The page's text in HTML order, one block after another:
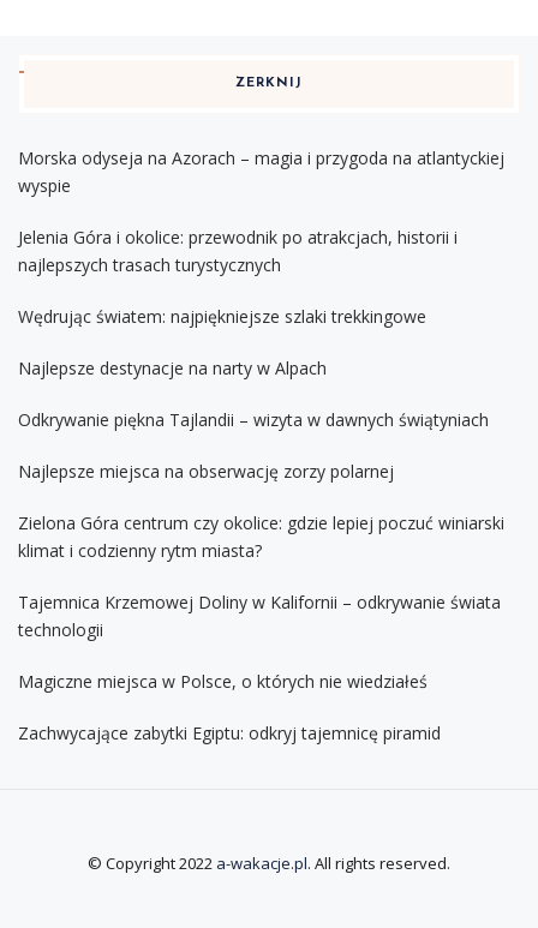
ZERKNIJ
Morska odyseja na Azorach – magia i przygoda na atlantyckiej
wyspie
Jelenia Góra i okolice: przewodnik po atrakcjach, historii i
najlepszych trasach turystycznych
Wędrując światem: najpiękniejsze szlaki trekkingowe
Najlepsze destynacje na narty w Alpach
Odkrywanie piękna Tajlandii – wizyta w dawnych świątyniach
Najlepsze miejsca na obserwację zorzy polarnej
Zielona Góra centrum czy okolice: gdzie lepiej poczuć winiarski
klimat i codzienny rytm miasta?
Tajemnica Krzemowej Doliny w Kalifornii – odkrywanie świata
technologii
Magiczne miejsca w Polsce, o których nie wiedziałeś
Zachwycające zabytki Egiptu: odkryj tajemnicę piramid
© Copyright 2022 a-wakacje.pl. All rights reserved.